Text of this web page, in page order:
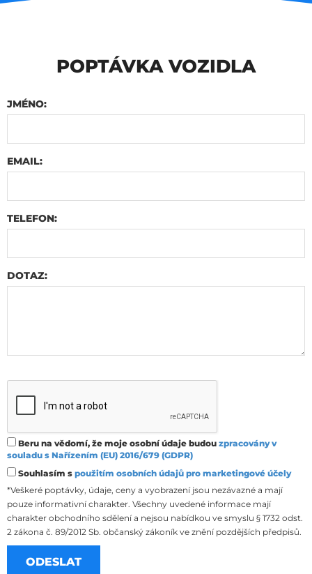
POPTÁVKA VOZIDLA
JMÉNO:
EMAIL:
TELEFON:
DOTAZ:
Beru na vědomí, že moje osobní údaje budou zpracovány v
souladu s Nařízením (EU) 2016/679 (GDPR)
Souhlasím s použitím osobních údajů pro marketingové účely
*Veškeré poptávky, údaje, ceny a vyobrazení jsou nezávazné a mají
pouze informativní charakter. Všechny uvedené informace mají
charakter obchodního sdělení a nejsou nabídkou ve smyslu § 1732 odst.
2 zákona č. 89/2012 Sb. občanský zákoník ve znění pozdějších předpisů.